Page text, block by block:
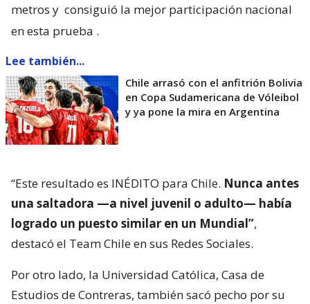
metros y consiguió la mejor participación nacional
en esta prueba .
Lee también...
Chile arrasó con el anfitrión Bolivia
en Copa Sudamericana de Vóleibol
y ya pone la mira en Argentina
“Este resultado es INÉDITO para Chile. Nunca antes
una saltadora —a nivel juvenil o adulto— había
logrado un puesto similar en un Mundial”,
destacó el Team Chile en sus Redes Sociales.
Por otro lado, la Universidad Católica, Casa de
Estudios de Contreras, también sacó pecho por su